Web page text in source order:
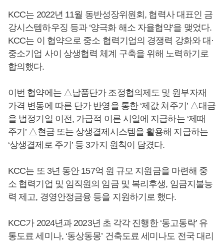
KCC는 2022년 11월 동반성장위원회, 협력사 대표인 금
강시스템하우징 등과 ‘양극화 해소 자율협약’을 맺었다.
KCC는 이 협약으로 중소 협력기업의 경쟁력 강화와 대·
중소기업 사이 상생협력 체계 구축을 위해 노력하기로
합의했다.
이번 협약에는 △납품단가 조정협의제도 및 원부자재
가격 변동에 따른 단가 반영을 통한 ‘제값 쳐주기’ △대금
을 법정기일 이전, 가급적 이른 시일에 지급하는 ‘제때
주기’ △현금 또는 상생결제시스템을 활용해 지급하는
‘상생결제로 주기’ 등 3가지 원칙이 담겼다.
KCC는 또 3년 동안 157억 원 규모 지원금을 마련해 중
소 협력기업 및 임직원의 임금 및 복리후생, 임금지불능
력 제고, 경영안정금융 등을 지원하기로 했다.
KCC가 2024년과 2023년 초 각각 진행한 ‘동고동락’ 유
통도료 세미나, ‘동상동몽’ 건축도료 세미나도 전국 대리